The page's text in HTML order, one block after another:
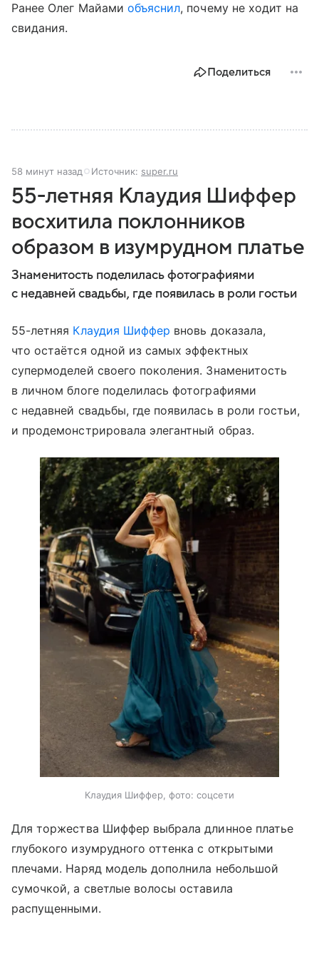
Ранее Олег Майами объяснил, почему не ходит на
свидания.
Поделиться
58 минут назад Источник: super.ru
55-летняя Клаудия Шиффер
восхитила поклонников
образом в изумрудном платье
Знаменитость поделилась фотографиями
с недавней свадьбы, где появилась в роли гостьи
55-летняя Клаудия Шиффер вновь доказала,
что остаётся одной из самых эффектных
супермоделей своего поколения. Знаменитость
в личном блоге поделилась фотографиями
с недавней свадьбы, где появилась в роли гостьи,
и продемонстрировала элегантный образ.
Клаудия Шиффер, фото: соцсети
Для торжества Шиффер выбрала длинное платье
глубокого изумрудного оттенка с открытыми
плечами. Наряд модель дополнила небольшой
сумочкой, а светлые волосы оставила
распущенными.